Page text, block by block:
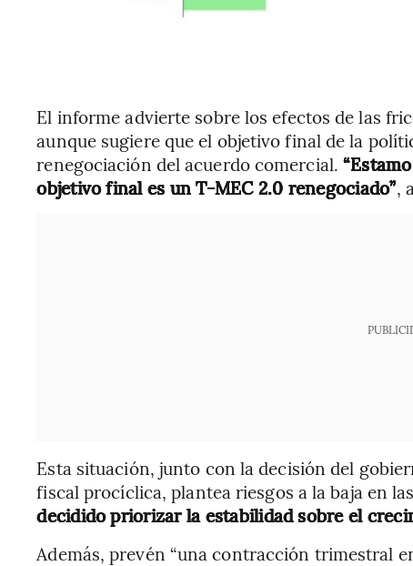
El informe advierte sobre los efectos de las
aunque sugiere que el objetivo final de la
renegociación del acuerdo comercial.
objetivo final es un T-MEC 2.0 renegociado”,
Esta situación, junto con la decisión del
fiscal procíclica, plantea riesgos a la baja en
decidido priorizar la estabilidad sobre el
Además, prevén “una contracción trimestral